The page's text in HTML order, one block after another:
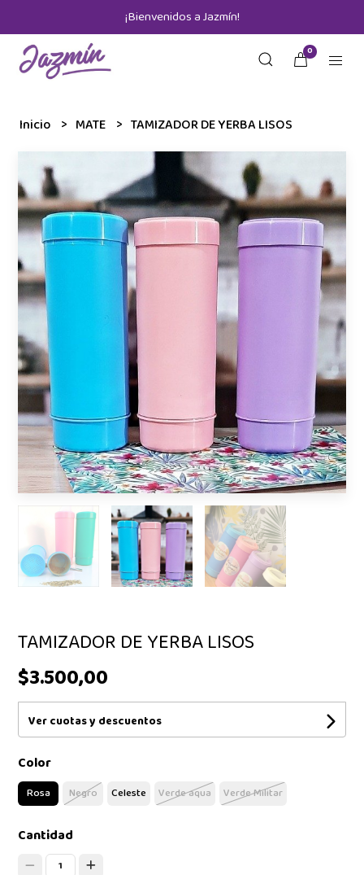
¡Bienvenidos a Jazmín!
0
Inicio MATE TAMIZADOR DE YERBA LISOS
TAMIZADOR DE YERBA LISOS
$3.500,00
Ver cuotas y descuentos
Color
Rosa Negro Celeste Verde aqua Verde Militar
Cantidad
1